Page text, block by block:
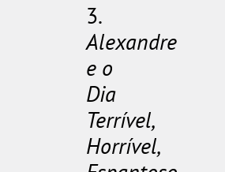
3.
Alexandre
e o
Dia
Terrível,
Horrível,